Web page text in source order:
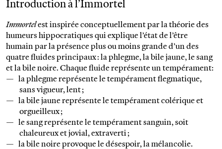
Introduction à l’Immortel
Immortelest inspirée conceptuellement par la théorie des
humeurs hippocratiques qui explique l’état de l’être
humain par la présence plus ou moins grande d’un des
quatre fluides principaux : la phlegme, la bile jaune, le sang
et la bile noire. Chaque fluide représente un tempérament:
la phlegme représente le tempérament flegmatique,
sans vigueur, lent ;
la bile jaune représente le tempérament colérique et
orgueilleux ;
le sang représente le tempérament sanguin, soit
chaleureux et jovial, extraverti ;
la bile noire provoque le désespoir, la mélancolie.